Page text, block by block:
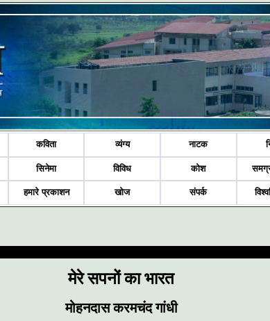
कविता व्यंग्य नाटक
सिनेमा विविध कोश
हमारे प्रकाशन खोज संपर्क
मेरे सपनों का भारत
मोहनदास करमचंद गांधी